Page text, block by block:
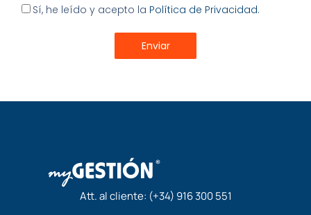
Aceptación
Sí, he leído y acepto la Política de Privacidad.
Enviar
Att. al cliente: (+34) 916 300 551